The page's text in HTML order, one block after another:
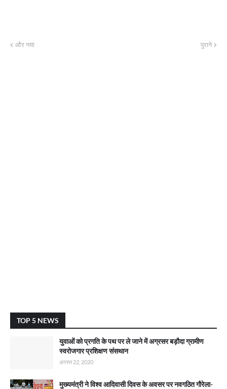
और नया पुराने
TOP 5 NEWS
युवाओं को प्रगति के पथ पर ले जाने में अग्रसर बड़ौदा ग्रामीण
स्वरोजगार प्रशिक्षण संसथान
अगस्त 22, 2020
मुख्यमंत्री ने विश्व आदिवासी दिवस के अवसर पर नवगठित गौरेला-